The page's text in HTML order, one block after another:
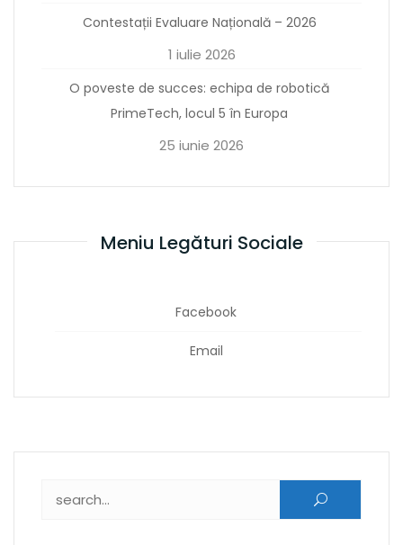
Contestații Evaluare Națională – 2026
1 iulie 2026
O poveste de succes: echipa de robotică
PrimeTech, locul 5 în Europa
25 iunie 2026
Meniu Legături Sociale
Facebook
Email